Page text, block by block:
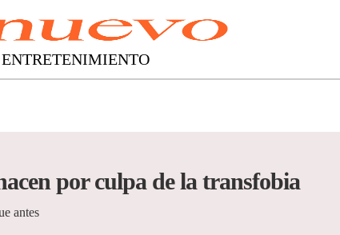
ENTRETENIMIENTO
por culpa de la transfobia
antes